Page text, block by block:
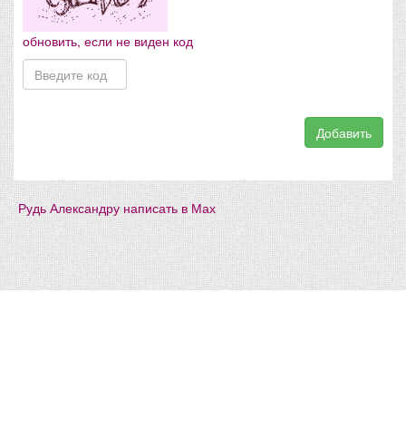
обновить, если не виден код
Добавить
Рудь Александру написать в Мах